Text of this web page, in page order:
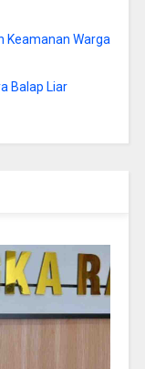
Keamanan Warga
Balap Liar